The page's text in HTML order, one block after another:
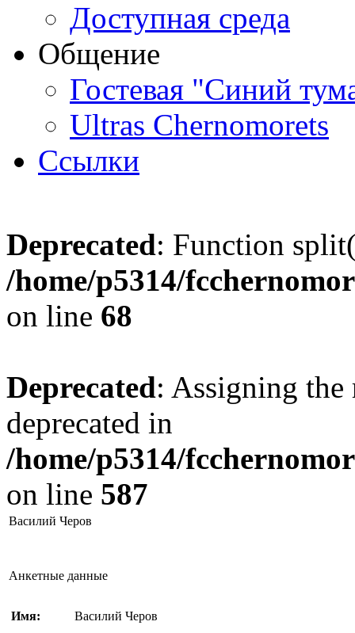
Доступная среда
Общение
Гостевая "Синий
Ultras Chernomorets
Ссылки
Deprecated: Function
/home/p5314/
on line 68
Deprecated: Assigning the
deprecated in
/home/p5314/
on line 587
Василий Черов
Анкетные данные
Имя: Василий Черов